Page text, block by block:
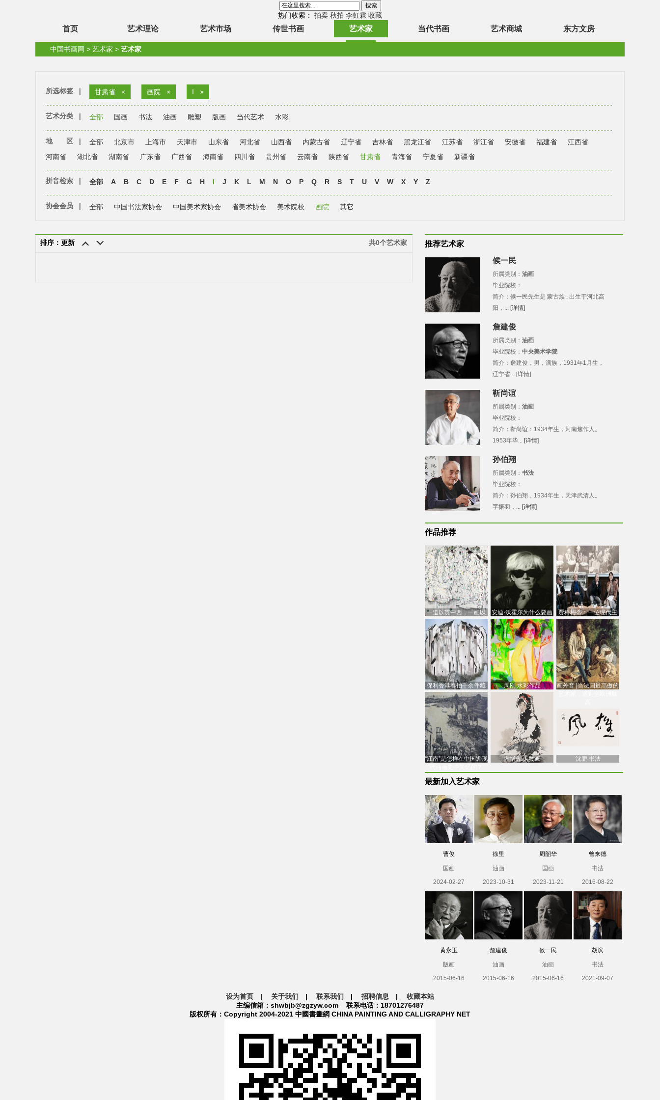
热门收索： 拍卖 秋拍 李虹霖 收藏
首页 艺术理论 艺术市场 传世书画 艺术家 当代书画 艺术商城 东方文房
中国书画网 > 艺术家 > 艺术家
所选标签 | 甘肃省 × 画院 × I ×
艺术分类 | 全部 国画 书法 油画 雕塑 版画 当代艺术 水彩
地 区 | 全部 北京市 上海市 天津市 山东省 河北省 山西省 内蒙古省 辽宁省 吉林省 黑龙江省 江苏省 浙江省 安徽省 福建省
江西省
河南省
湖北省 湖南省 广东省 广西省 海南省 四川省 贵州省 云南省 陕西省 甘肃省 青海省 宁夏省 新疆省
拼音检索 | 全部 A B C D E F G H I J K L M N O P Q R S T U V W X Y Z
协会会员 | 全部 中国书法家协会 中国美术家协会 省美术协会 美术院校 画院 其它
排序：更新 共0个艺术家 推荐艺术家
候一民
所属类别： 油画
毕业院校：
简介：候一民先生是 蒙古族 , 出生于河北高
阳，... [详情]
詹建俊
所属类别： 油画
毕业院校： 中央美术学院
简介：詹建俊，男，满族，1931年1月生，
辽宁省... [详情]
靳尚谊
所属类别： 油画
毕业院校：
简介：靳尚谊：1934年生，河南焦作人。
1953年毕... [详情]
孙伯翔
所属类别： 书法
毕业院校：
简介：孙伯翔，1934年生，天津武清人。
字振羽，... [详情]
作品推荐
一道以贯中西，一画以
通古今：吴冠中的绘画
创
安迪·沃霍尔为什么要画
芭比
贾科梅蒂：一位现代主
义的“当代”艺术家
保利香港春拍千余件藏
品估价逾7亿港元，吴冠
中
周刚 水彩作品
画外音 |当法国最高傲的
“江南”是怎样在中国近现
方增先 人物画 沈鹏 书法
最新加入艺术家
曹俊
国画
2024-02-27
徐里
油画
2023-10-31
周韶华
国画
2023-11-21
曾来德
书法
2016-08-22
黄永玉
版画
2015-06-16
詹建俊
油画
2015-06-16
候一民
油画
2015-06-16
胡滨
书法
2021-09-07
设为首页 | 关于我们 | 联系我们 | 招聘信息 | 收藏本站
主编信箱：shwbjb@zgzyw.com 联系电话：18701276487
版权所有：Copyright 2004-2021 中國書畫網 CHINA PAINTING AND CALLIGRAPHY NET